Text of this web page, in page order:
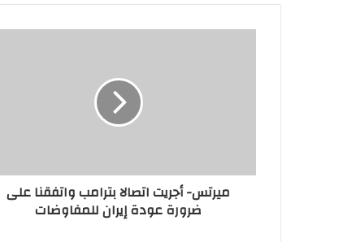
ميرتس- أجريت اتصالا بترامب واتفقنا على
ضرورة عودة إيران للمفاوضات